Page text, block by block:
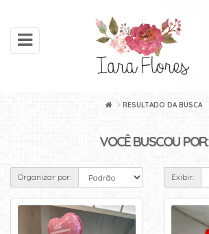
toggle
navigation
Acessar
ARRANJOS
DE
BUQUÊS
RESULTADO DA BUSCA
VOCÊ BUSCOU POR:
Organizar por: Exibir: